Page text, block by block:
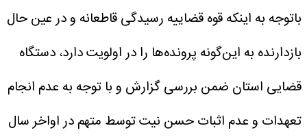
باتوجه به اینکه قوه قضاییه رسیدگی قاطعانه و در عین حال
بازدارنده به این‌گونه پرونده‌ها را در اولویت دارد، دستگاه
قضایی استان ضمن بررسی گزارش و با توجه به عدم انجام
تعهدات و عدم اثبات حسن نیت توسط متهم در اواخر سال